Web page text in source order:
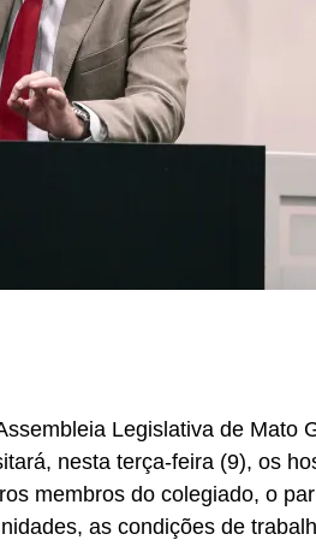
Legislativa de Mato
nesta terça-feira (9), os
membros do colegiado, o
as condições de